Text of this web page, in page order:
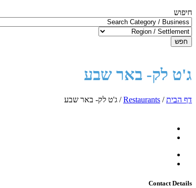
חיפוש
חפש
ג'ט לק- באר שבע
דף הבית/
Restaurants
/ ג'ט לק- באר שבע
Contact Details